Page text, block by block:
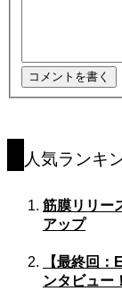
人気ランキ
筋膜リリー
アップ
【最終回
ンタビュー